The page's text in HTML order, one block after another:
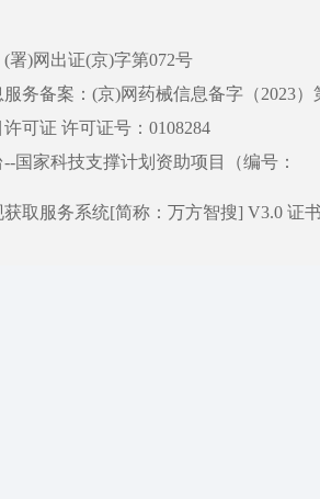
署)网出证(京)字第072号
务备案：(京)网药械信息备字（2023）
可证 许可证号：0108284
国家科技支撑计划资助项目（编号：
取服务系统[简称：万方智搜] V3.0 证